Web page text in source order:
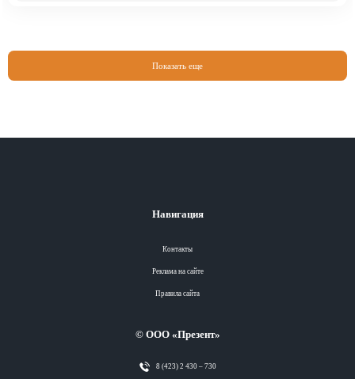
Показать еще
Навигация
Контакты
Реклама на сайте
Правила сайта
© ООО «Презент»
8 (423) 2 430 – 730